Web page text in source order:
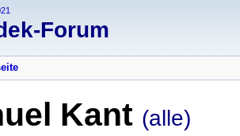
Forum
Kant (alle)